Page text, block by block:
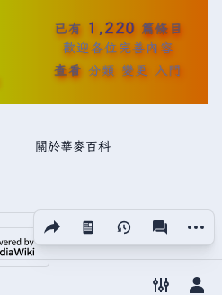
分享此頁面
視圖 更多
已有 1,220 篇條目
歡迎各位完善內容
查看 分類 變更 入門
關於華麥百科